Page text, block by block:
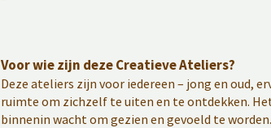
Voor wie zijn deze Creatieve Ateliers?
Deze ateliers zijn voor iedereen – jong en oud,
ruimte om zichzelf te uiten en te ontdekken.
binnenin wacht om gezien en gevoeld te